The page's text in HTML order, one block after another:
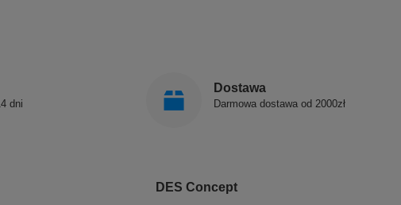
dni
Dostawa
Darmowa dostawa od 2000zł
DES Concept